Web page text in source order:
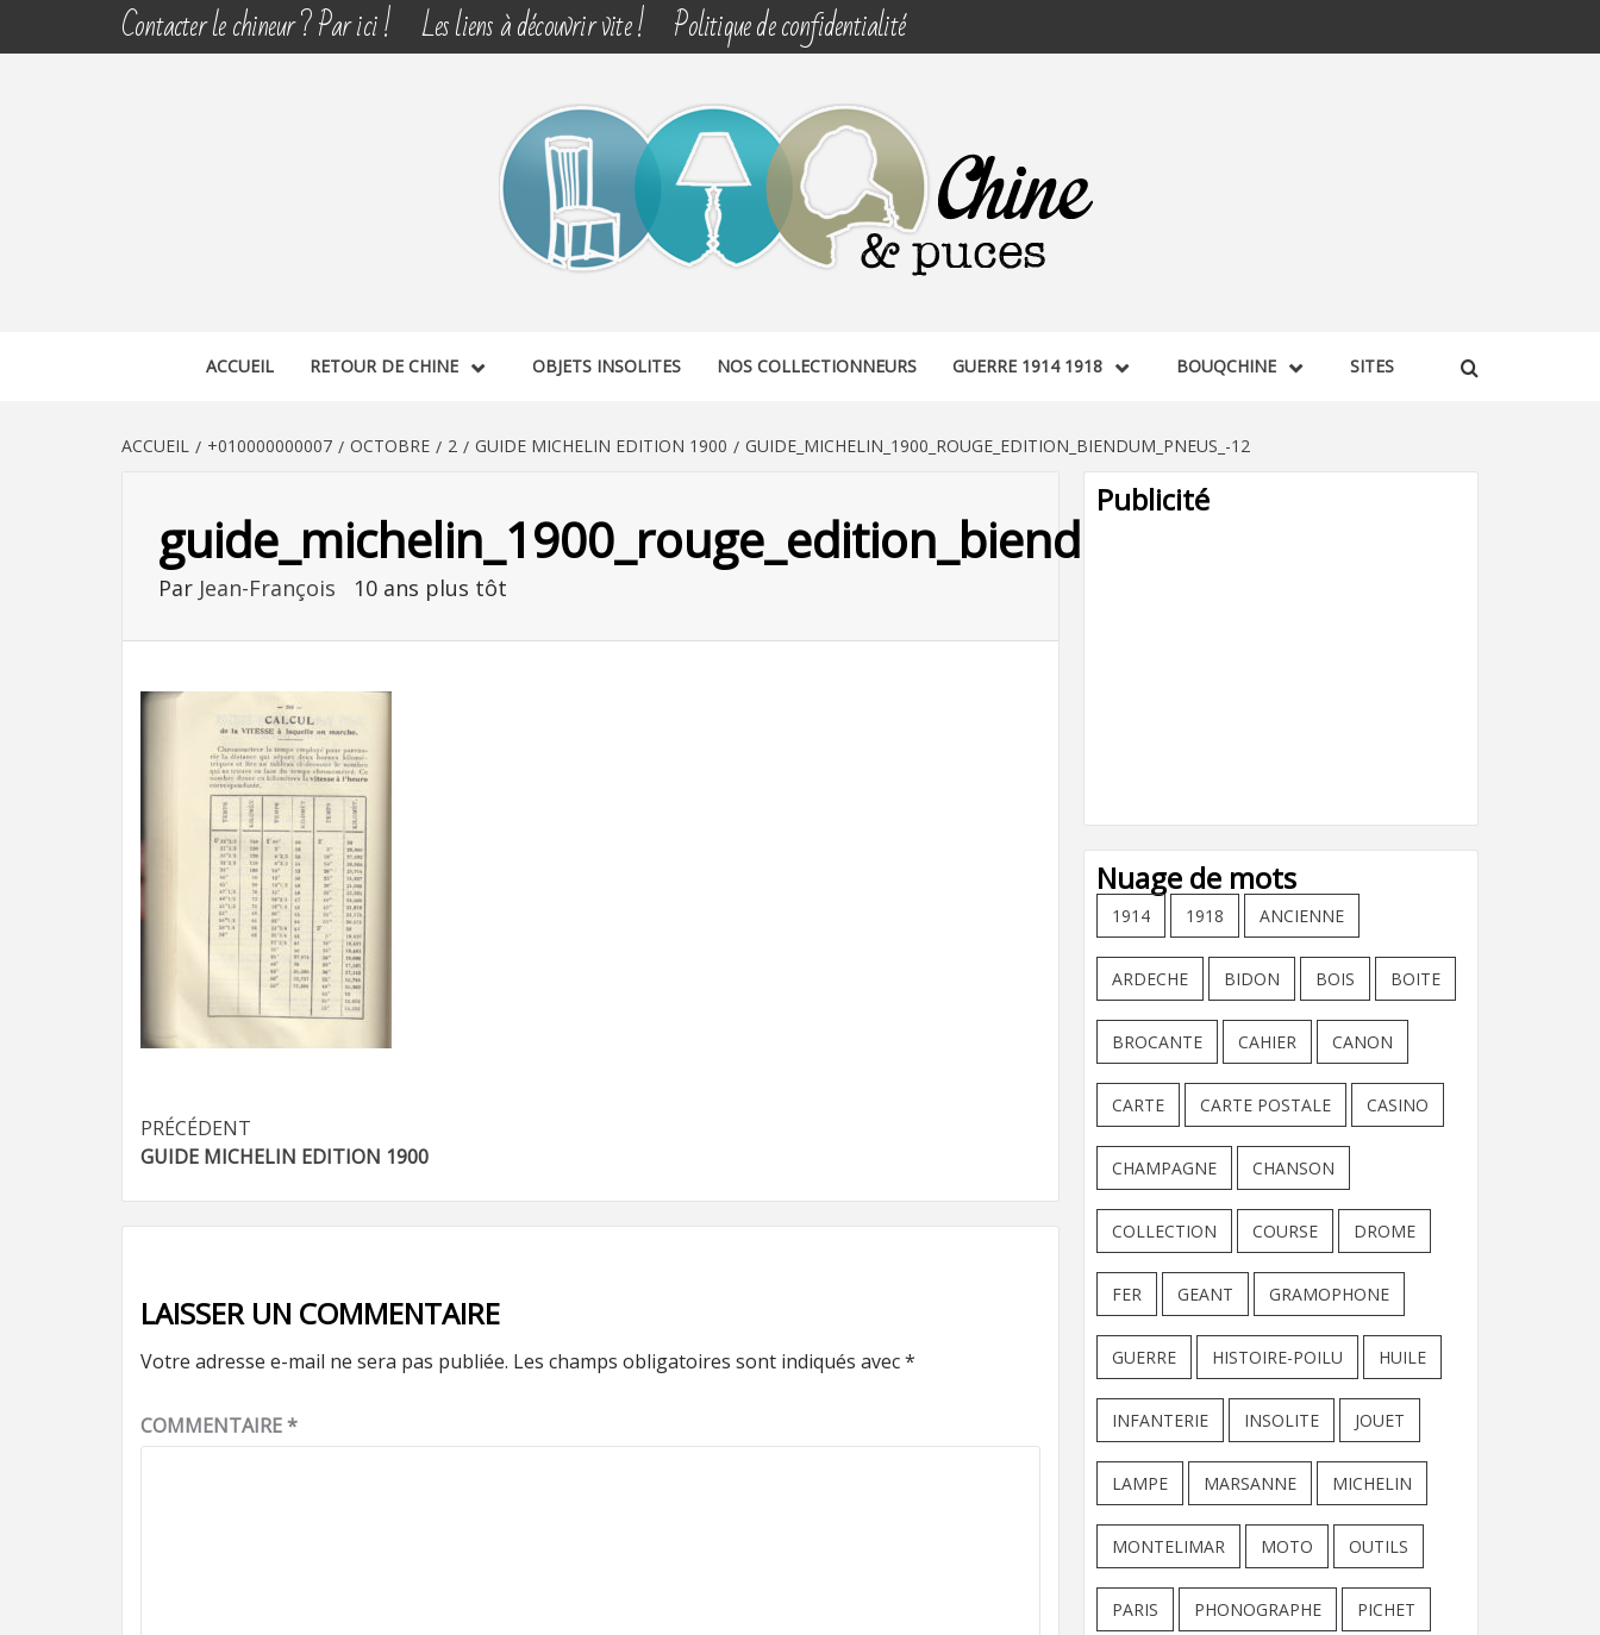
Contacter le chineur ? Par ici ! Les liens à découvrir vite ! Politique de confidentialité
CHINE & PUCES
ACCUEIL RETOUR DE CHINE OBJETS INSOLITES NOS COLLECTIONNEURS GUERRE 1914 1918 BOUQCHINE SITES
ACCUEIL +010000000007 OCTOBRE 2 GUIDE MICHELIN EDITION 1900 GUIDE_MICHELIN_1900_ROUGE_EDITION_BIENDUM_PNEUS_-12
guide_michelin_1900_rouge_edition_biendum_pneus_-12
Par Jean-François 10 ans plus tôt
Navigation
d’article
PRÉCÉDENT
GUIDE MICHELIN EDITION 1900
LAISSER UN COMMENTAIRE
Votre adresse e-mail ne sera pas publiée. Les champs obligatoires sont indiqués avec*
COMMENTAIRE*
Publicité
Nuage de mots
1914 1918 ANCIENNE
ARDECHE BIDON BOIS BOITE
BROCANTE CAHIER CANON
CARTE CARTE POSTALE CASINO
CHAMPAGNE CHANSON
COLLECTION COURSE DROME
FER GEANT GRAMOPHONE
GUERRE HISTOIRE-POILU HUILE
INFANTERIE INSOLITE JOUET
LAMPE MARSANNE MICHELIN
MONTELIMAR MOTO OUTILS
PARIS PHONOGRAPHE PICHET